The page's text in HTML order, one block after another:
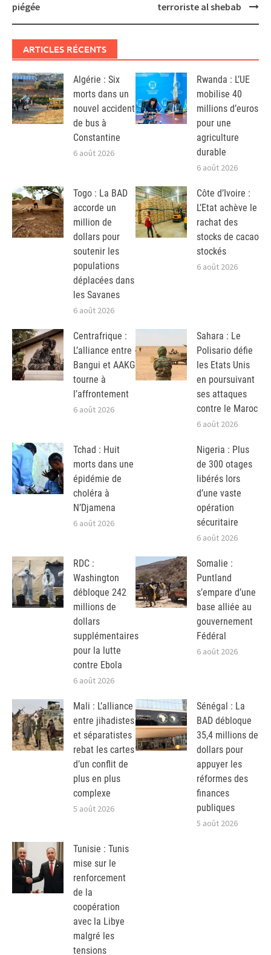
piégée
terroriste al shebab
ARTICLES RÉCENTS
Algérie : Six
morts dans un
nouvel accident
de bus à
Constantine
6 août 2026
Rwanda : L’UE
mobilise 40
millions d’euros
pour une
agriculture
durable
6 août 2026
Togo : La BAD
accorde un
million de
dollars pour
soutenir les
populations
déplacées dans
les Savanes
6 août 2026
Côte d’Ivoire :
L’Etat achève le
rachat des
stocks de cacao
stockés
6 août 2026
Centrafrique :
L’alliance entre
Bangui et AAKG
tourne à
l’affrontement
6 août 2026
Sahara : Le
Polisario défie
les Etats Unis
en poursuivant
ses attaques
contre le Maroc
6 août 2026
Tchad : Huit
morts dans une
épidémie de
choléra à
N’Djamena
6 août 2026
Nigeria : Plus
de 300 otages
libérés lors
d’une vaste
opération
sécuritaire
6 août 2026
RDC :
Washington
débloque 242
millions de
dollars
supplémentaires
pour la lutte
contre Ebola
6 août 2026
Somalie :
Puntland
s’empare d’une
base alliée au
gouvernement
Fédéral
6 août 2026
Mali : L’alliance
entre jihadistes
et séparatistes
rebat les cartes
d’un conflit de
plus en plus
complexe
5 août 2026
Sénégal : La
BAD débloque
35,4 millions de
dollars pour
appuyer les
réformes des
finances
publiques
5 août 2026
Tunisie : Tunis
mise sur le
renforcement
de la
coopération
avec la Libye
malgré les
tensions